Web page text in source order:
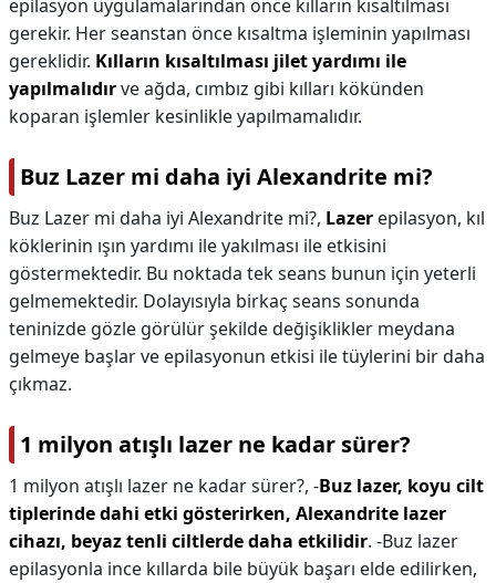
epilasyon uygulamalarından önce kılların kısaltılması
gerekir. Her seanstan önce kısaltma işleminin yapılması
gereklidir. Kılların kısaltılması jilet yardımı ile
yapılmalıdırve ağda, cımbız gibi kılları kökünden
koparan işlemler kesinlikle yapılmamalıdır.
Buz Lazer mi daha iyi Alexandrite mi?
Buz Lazer mi daha iyi Alexandrite mi?, Lazer epilasyon, kıl
köklerinin ışın yardımı ile yakılması ile etkisini
göstermektedir. Bu noktada tek seans bunun için yeterli
gelmemektedir. Dolayısıyla birkaç seans sonunda
teninizde gözle görülür şekilde değişiklikler meydana
gelmeye başlar ve epilasyonun etkisi ile tüylerini bir daha
çıkmaz.
1 milyon atışlı lazer ne kadar sürer?
1 milyon atışlı lazer ne kadar sürer?, -Buz lazer, koyu cilt
tiplerinde dahi etki gösterirken, Alexandrite lazer
cihazı, beyaz tenli ciltlerde daha etkilidir. -Buz lazer
epilasyonla ince kıllarda bile büyük başarı elde edilirken,